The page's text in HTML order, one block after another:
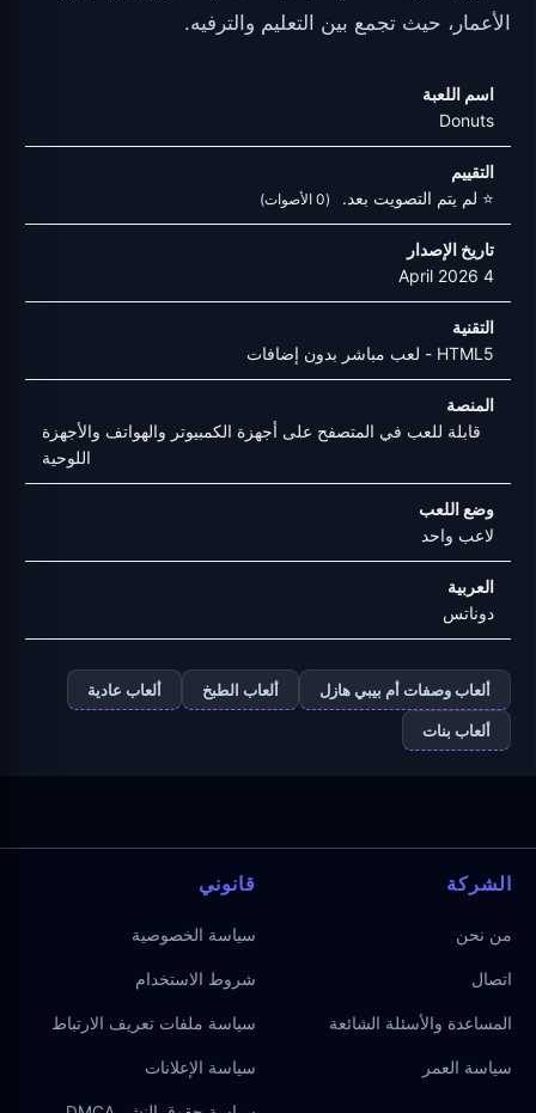
الأعمار، حيث تجمع بين التعليم والترفيه.
اسم اللعبة
Donuts
التقييم
⭐ لم يتم التصويت بعد.
(0 الأصوات)
تاريخ الإصدار
4 April 2026
التقنية
HTML5 - لعب مباشر بدون إضافات
المنصة
قابلة للعب في المتصفح على أجهزة الكمبيوتر والهواتف والأجهزة
اللوحية
وضع اللعب
لاعب واحد
العربية
دوناتس
ألعاب وصفات أم بيبي هازل ألعاب الطبخ ألعاب عادية
ألعاب بنات
الشركة
من نحن
اتصال
المساعدة والأسئلة الشائعة
سياسة العمر
قانوني
سياسة الخصوصية
شروط الاستخدام
سياسة ملفات تعريف الارتباط
سياسة الإعلانات